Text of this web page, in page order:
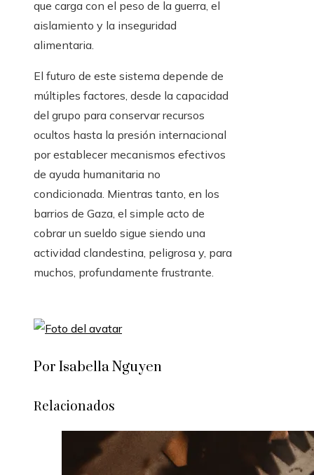
que carga con el peso de la guerra, el
aislamiento y la inseguridad
alimentaria.
El futuro de este sistema depende de
múltiples factores, desde la capacidad
del grupo para conservar recursos
ocultos hasta la presión internacional
por establecer mecanismos efectivos
de ayuda humanitaria no
condicionada. Mientras tanto, en los
barrios de Gaza, el simple acto de
cobrar un sueldo sigue siendo una
actividad clandestina, peligrosa y, para
muchos, profundamente frustrante.
Por Isabella Nguyen
Relacionados